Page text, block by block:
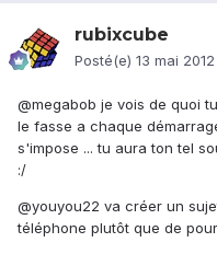
rubixcube
Posté(e) 13 mai 2012
@megabob je vois de quoi
le fasse a chaque
s'impose ... tu aura ton tel
:/
@youyou22 va créer un
téléphone plutôt que de